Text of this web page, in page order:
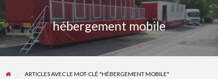
hébergement mobile
ARTICLES AVEC LE MOT-CLÉ "HÉBERGEMENT MOBILE"